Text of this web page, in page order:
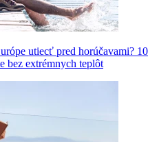
utiecť pred horúčavami? 10
bez extrémnych teplôt